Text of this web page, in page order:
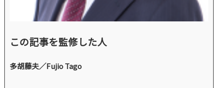
この記事を監修した人
多胡藤夫／Fujio Tago